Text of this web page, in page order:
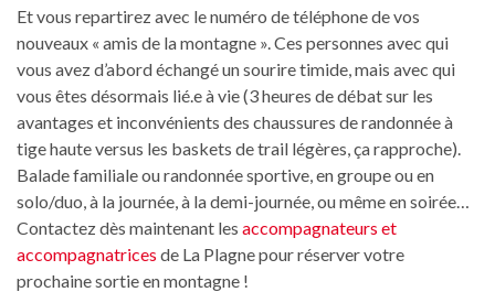
Et vous repartirez avec le numéro de téléphone de vos
nouveaux « amis de la montagne ». Ces personnes avec qui
vous avez d’abord échangé un sourire timide, mais avec qui
vous êtes désormais lié.e à vie (3 heures de débat sur les
avantages et inconvénients des chaussures de randonnée à
tige haute versus les baskets de trail légères, ça rapproche).
Balade familiale ou randonnée sportive, en groupe ou en
solo/duo, à la journée, à la demi-journée, ou même en soirée…
Contactez dès maintenant les accompagnateurs et
accompagnatrices de La Plagne pour réserver votre
prochaine sortie en montagne !